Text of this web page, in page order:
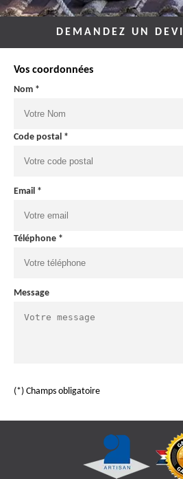
DEMANDEZ UN
Vos coordonnées
Nom *
Code postal *
Email *
Téléphone *
Message
(*) Champs obligatoire